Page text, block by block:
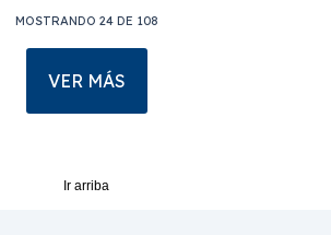
MOSTRANDO 24DE 108
VER MÁS
Ir arriba